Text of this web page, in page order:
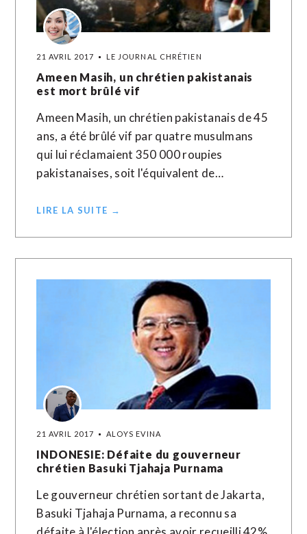
21 AVRIL 2017 LE JOURNAL CHRÉTIEN
Ameen Masih, un chrétien pakistanais
est mort brûlé vif
Ameen Masih, un chrétien pakistanais de 45
ans, a été brûlé vif par quatre musulmans
qui lui réclamaient 350 000 roupies
pakistanaises, soit l'équivalent de…
LIRE LA SUITE →
21 AVRIL 2017 ALOYS EVINA
INDONESIE: Défaite du gouverneur
chrétien Basuki Tjahaja Purnama
Le gouverneur chrétien sortant de Jakarta,
Basuki Tjahaja Purnama, a reconnu sa